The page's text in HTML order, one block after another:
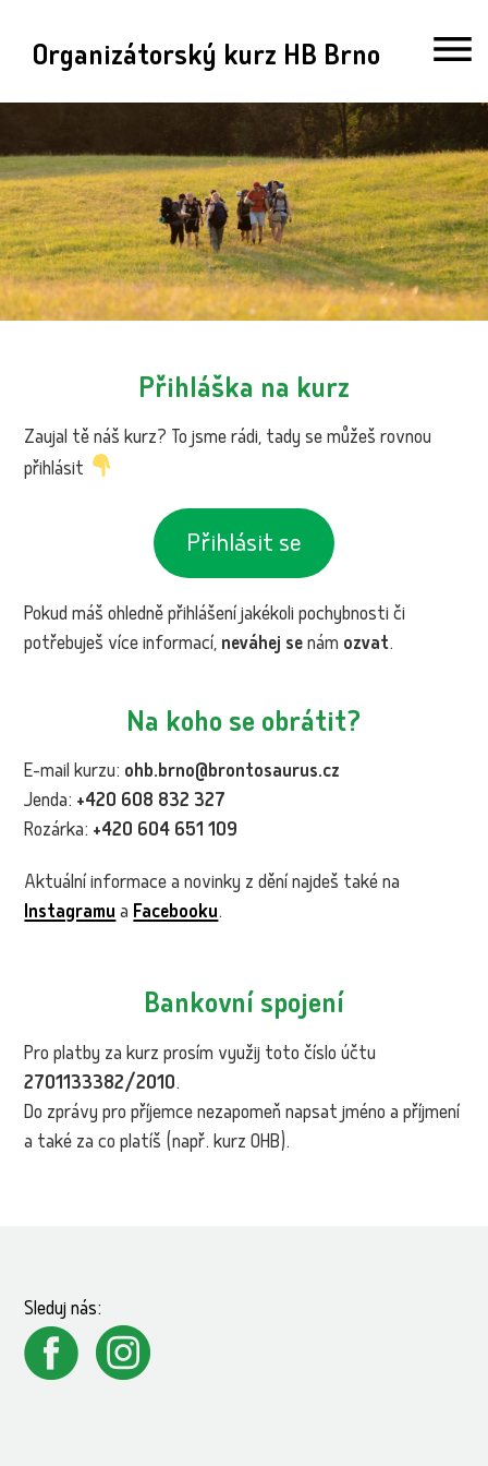
Organizátorský kurz HB Brno
Přihláška na kurz
Zaujal tě náš kurz? To jsme rádi, tady se můžeš rovnou
přihlásit
Přihlásit se
Pokud máš ohledně přihlášení jakékoli pochybnosti či
potřebuješ více informací, neváhej senám ozvat.
Na koho se obrátit?
E-mail kurzu: ohb.brno@brontosaurus.cz
Jenda: +420 608 832 327
Rozárka: +420 604 651 109
Aktuální informace a novinky z dění najdeš také na
InstagramuaFacebooku.
Bankovní spojení
Pro platby za kurz prosím využij toto číslo účtu
2701133382/2010.
Do zprávy pro příjemce nezapomeň napsat jméno a příjmení
a také za co platíš (např. kurz OHB).
Sleduj nás: